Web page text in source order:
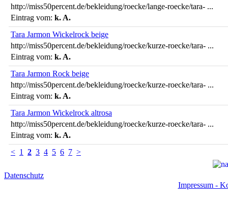
http://miss50percent.de/bekleidung/roecke/lange-roecke/tara- ...
Eintrag vom: k. A.
Tara Jarmon Wickelrock beige
http://miss50percent.de/bekleidung/roecke/kurze-roecke/tara- ...
Eintrag vom: k. A.
Tara Jarmon Rock beige
http://miss50percent.de/bekleidung/roecke/kurze-roecke/tara- ...
Eintrag vom: k. A.
Tara Jarmon Wickelrock altrosa
http://miss50percent.de/bekleidung/roecke/kurze-roecke/tara- ...
Eintrag vom: k. A.
< 1 2 3 4 5 6 7 >
Datenschutz
Impressum -